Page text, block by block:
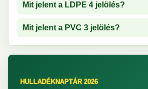
Mit jelent a LDPE 4 jelölés?
Mit jelent a PVC 3 jelölés?
HULLADÉKNAPTÁR 2026